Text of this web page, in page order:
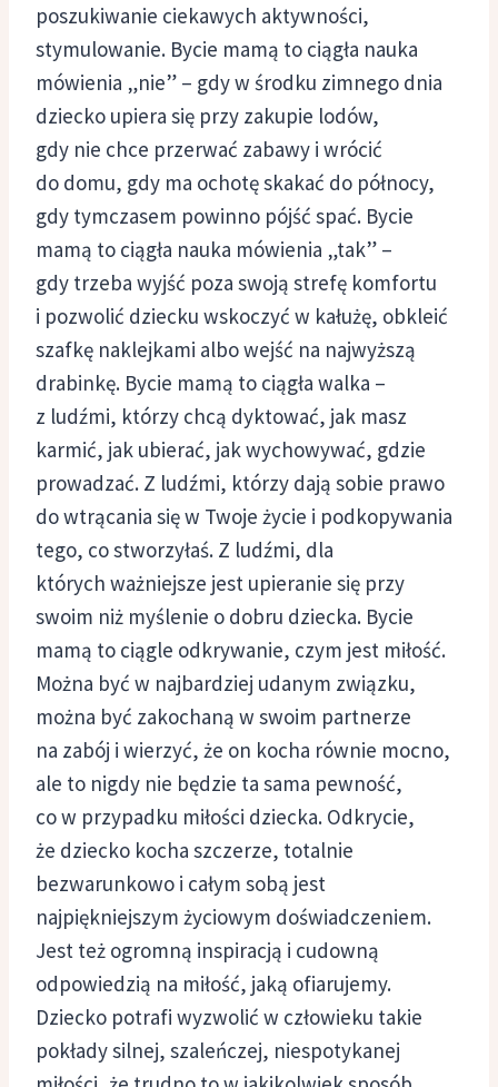
poszukiwanie ciekawych aktywności,
stymulowanie. Bycie mamą to ciągła nauka
mówienia „nie” – gdy w środku zimnego dnia
dziecko upiera się przy zakupie lodów,
gdy nie chce przerwać zabawy i wrócić
do domu, gdy ma ochotę skakać do północy,
gdy tymczasem powinno pójść spać. Bycie
mamą to ciągła nauka mówienia „tak” –
gdy trzeba wyjść poza swoją strefę komfortu
i pozwolić dziecku wskoczyć w kałużę, obkleić
szafkę naklejkami albo wejść na najwyższą
drabinkę. Bycie mamą to ciągła walka –
z ludźmi, którzy chcą dyktować, jak masz
karmić, jak ubierać, jak wychowywać, gdzie
prowadzać. Z ludźmi, którzy dają sobie prawo
do wtrącania się w Twoje życie i podkopywania
tego, co stworzyłaś. Z ludźmi, dla
których ważniejsze jest upieranie się przy
swoim niż myślenie o dobru dziecka. Bycie
mamą to ciągle odkrywanie, czym jest miłość.
Można być w najbardziej udanym związku,
można być zakochaną w swoim partnerze
na zabój i wierzyć, że on kocha równie mocno,
ale to nigdy nie będzie ta sama pewność,
co w przypadku miłości dziecka. Odkrycie,
że dziecko kocha szczerze, totalnie
bezwarunkowo i całym sobą jest
najpiękniejszym życiowym doświadczeniem.
Jest też ogromną inspiracją i cudowną
odpowiedzią na miłość, jaką ofiarujemy.
Dziecko potrafi wyzwolić w człowieku takie
pokłady silnej, szaleńczej, niespotykanej